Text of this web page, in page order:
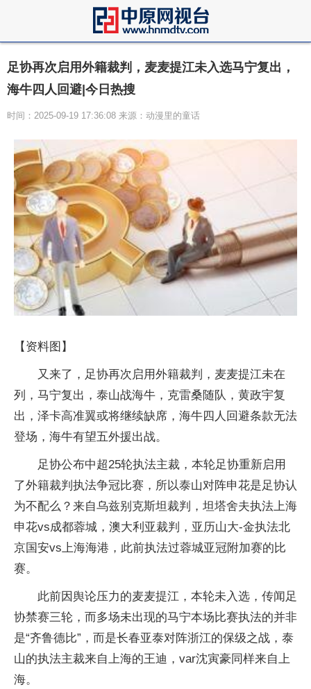
足协再次启用外籍裁判，麦麦提江未入选马宁复出，
海牛四人回避|今日热搜
时间：2025-09-19 17:36:08 来源：动漫里的童话
【资料图】
又来了，足协再次启用外籍裁判，麦麦提江未在
列，马宁复出，泰山战海牛，克雷桑随队，黄政宇复
出，泽卡高准翼或将继续缺席，海牛四人回避条款无法
登场，海牛有望五外援出战。
足协公布中超25轮执法主裁，本轮足协重新启用
了外籍裁判执法争冠比赛，所以泰山对阵申花是足协认
为不配么？来自乌兹别克斯坦裁判，坦塔舍夫执法上海
申花vs成都蓉城，澳大利亚裁判，亚历山大-金执法北
京国安vs上海海港，此前执法过蓉城亚冠附加赛的比
赛。
此前因舆论压力的麦麦提江，本轮未入选，传闻足
协禁赛三轮，而多场未出现的马宁本场比赛执法的并非
是“齐鲁德比”，而是长春亚泰对阵浙江的保级之战，泰
山的执法主裁来自上海的王迪，var沈寅豪同样来自上
海。